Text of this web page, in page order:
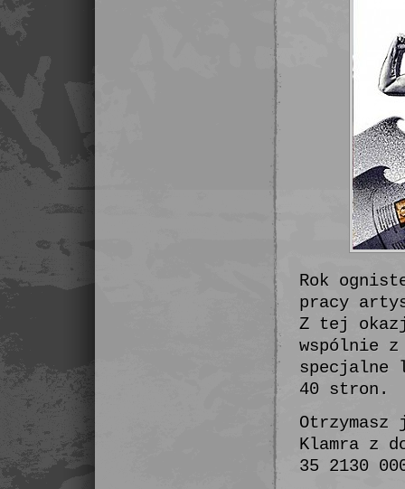
Rok
pracy
Z tej
wspólnie
specjalne
40 stron.
Klamra z
35 2130